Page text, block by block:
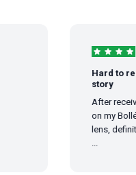
Hard to
story
After
on my Bollé
lens,